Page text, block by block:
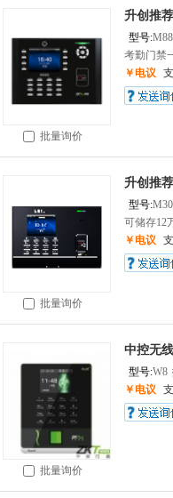
批量询价
升创推
型号:
考勤门禁
￥电议
批量询价
升创推
型号:
可储存12
￥电议
批量询价
中控无
型号:W8
￥电议